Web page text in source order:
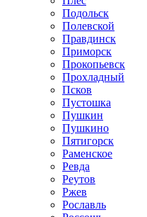
Подольск
Полевской
Правдинск
Приморск
Прокопьевск
Прохладный
Псков
Пустошка
Пушкин
Пушкино
Пятигорск
Раменское
Ревда
Реутов
Ржев
Рославль